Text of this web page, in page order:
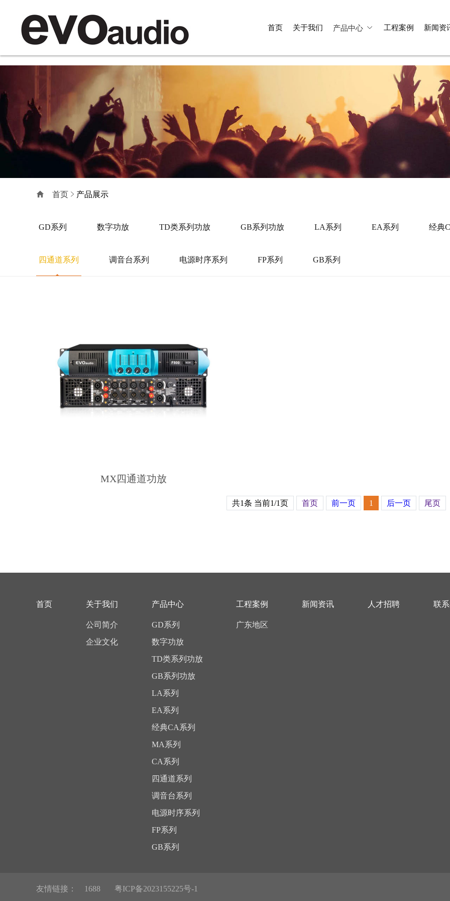
首页 关于我们 产品中心 工程案例 新闻资
首页 产品展示
GD系列 数字功放 TD类系列功放 GB系列功放 LA系列 EA系列 经典
四通道系列 调音台系列 电源时序系列 FP系列 GB系列
MX四通道功放
共1条 当前1/1页 首页 前一页 1 后一页 尾页
首页 关于我们
公司简介
企业文化
产品中心
GD系列
数字功放
TD类系列功放
GB系列功放
LA系列
EA系列
经典CA系列
MA系列
CA系列
四通道系列
调音台系列
电源时序系列
FP系列
GB系列
工程案例
广东地区
新闻资讯 人才招聘 联
友情链接： 1688 粤ICP备2023155225号-1